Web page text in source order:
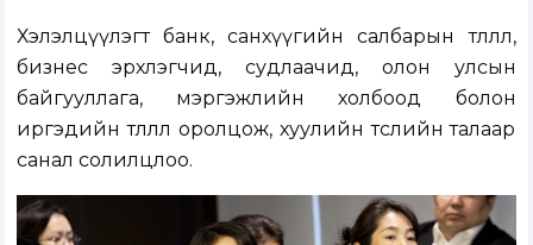
Хэлэлцүүлэгт банк, санхүүгийн салбарын төлөөлөл,
бизнес эрхлэгчид, судлаачид, олон улсын
байгууллага, мэргэжлийн холбоод болон
иргэдийн төлөөлөл оролцож, хуулийн төслийн талаар
санал солилцлоо.